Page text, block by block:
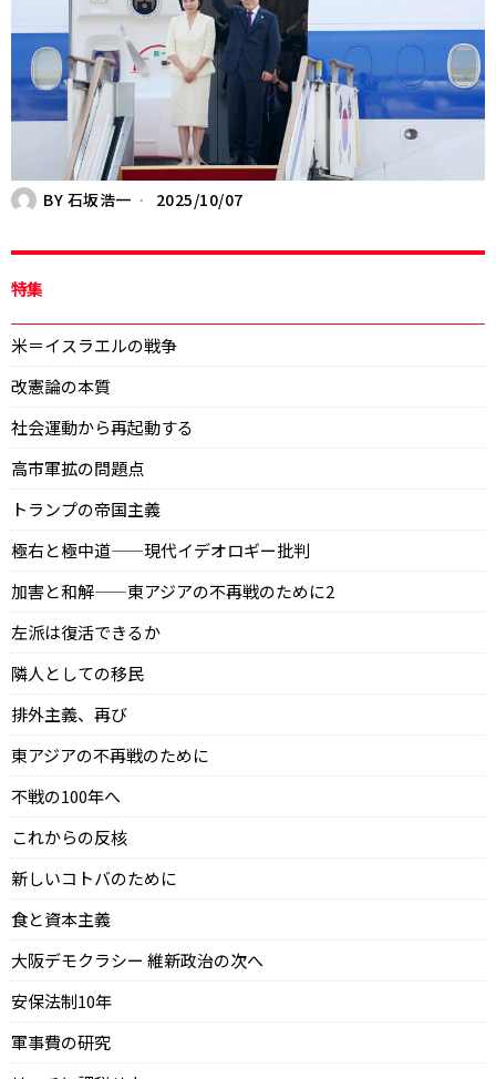
BY 石坂浩一 2025/10/07
特集
米＝イスラエルの戦争
改憲論の本質
社会運動から再起動する
高市軍拡の問題点
トランプの帝国主義
極右と極中道——現代イデオロギー批判
加害と和解——東アジアの不再戦のために2
左派は復活できるか
隣人としての移民
排外主義、再び
東アジアの不再戦のために
不戦の100年へ
これからの反核
新しいコトバのために
食と資本主義
大阪デモクラシー 維新政治の次へ
安保法制10年
軍事費の研究